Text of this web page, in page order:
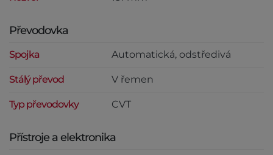
Převodovka
Spojka Automatická, odstředivá
Stálý převod V řemen
Typ převodovky CVT
Přístroje a elektronika